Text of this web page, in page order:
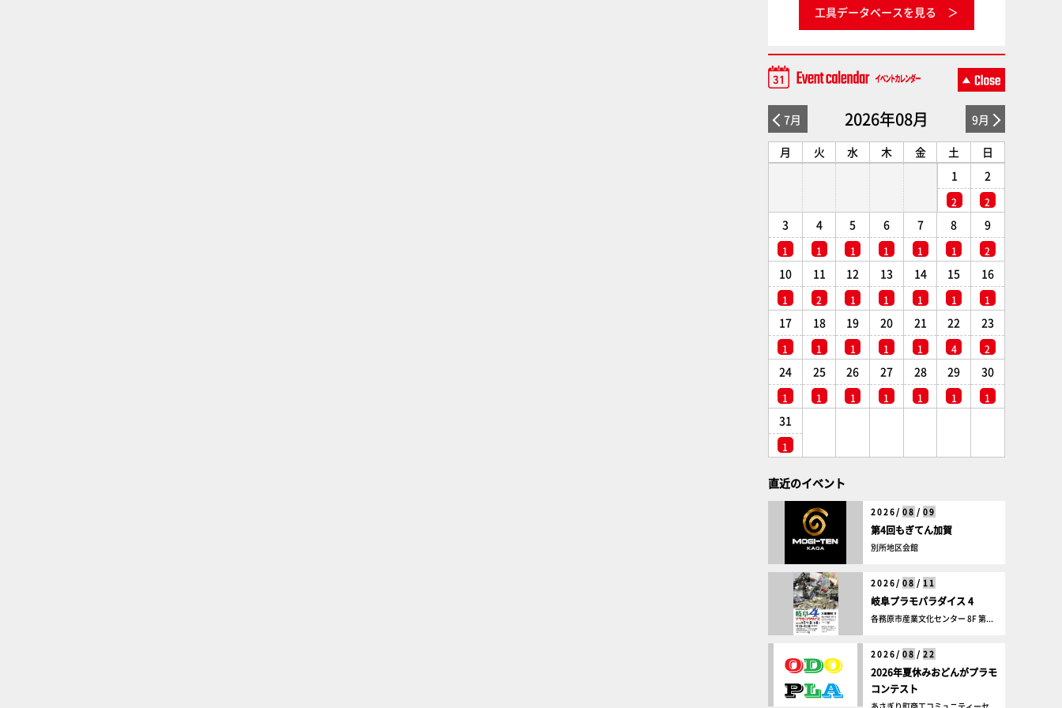
工具データベースを見る
7月 2026年08月 9月
月 火 水 木 金 土
日
1
2
2
2
3
1
4
1
5
1
6
1
7
1
8
1
9
2
10
1
11
2
12
1
13
1
14
1
15
1
16
1
17
1
18
1
19
1
20
1
21
1
22
4
23
2
24
1
25
1
26
1
27
1
28
1
29
1
30
1
31
1
直近のイベント
2026/ 08 / 09
第4回もぎてん加賀
別所地区会館
2026/ 08 / 11
岐阜プラモパラダイス 4
各務原市産業文化センター 8F 第...
2026/ 08 / 22
2026年夏休みおどんがプラモ
コンテスト